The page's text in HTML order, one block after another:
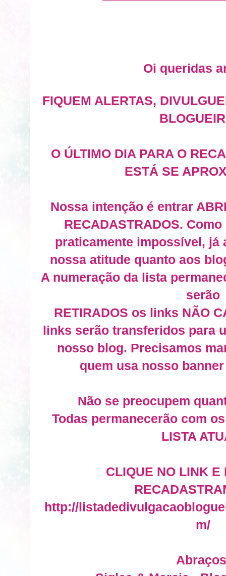
Oi queridas
FIQUEM ALERTAS,
O ÚLTIMO DIA PARA O
ESTÁ SE
Nossa intenção é entrar
RECADASTRADOS.
praticamente impossível, já
nossa atitude quanto aos
A numeração da lista
serão
RETIRADOS os links NÃO
links serão transferidos para
nosso blog. Precisamos
quem usa nosso
Não se preocupem
Todas permanecerão com
LISTA
CLIQUE NO LINK E
http://
m/